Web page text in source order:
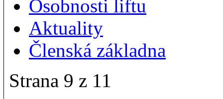
Osobnosti liftu
Aktuality
Členská základna
Strana 9 z 11